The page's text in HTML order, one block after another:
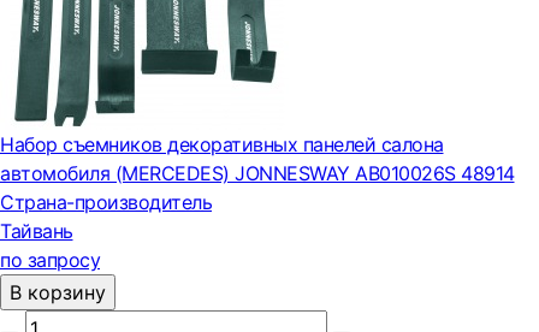
Набор съемников декоративных панелей салона
автомобиля (MERCEDES) JONNESWAY AB010026S 48914
Страна-производитель
Тайвань
по запросу
В корзину